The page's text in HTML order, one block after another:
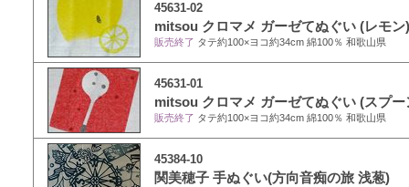
45631-02
mitsou クロマメ ガーゼてぬぐい (レモン)
販売終了 タテ約100×ヨコ約34cm 綿100％ 和歌山県
45631-01
mitsou クロマメ ガーゼてぬぐい (スプー
販売終了 タテ約100×ヨコ約34cm 綿100％ 和歌山県
45384-10
関美穂子 手ぬぐい(方向音痴の旅 浅葱)